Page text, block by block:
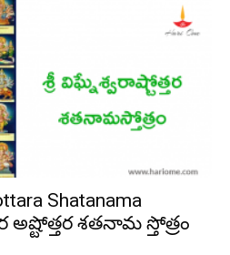
Shatanama
అష్టోత్తర శతనామ స్తోత్రం